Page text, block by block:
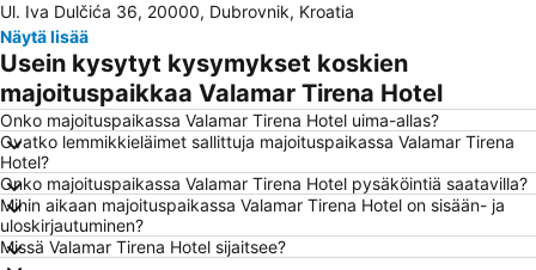
Mlini
Trsteno
Lopud
Stari grad Dubrovnik
Katedrala
Brsečine
Dubravica
Montovjerna
Rector's Palace
Otok Lokrum
Orašac
Lozica
Gradski stadion Lapad
Franjevacki Samostan
Dominikanski samostan
Ul. Iva Dulčića 36, 20000, Dubrovnik, Kroatia
Näytä lisää
Usein kysytyt kysymykset koskien
majoituspaikkaa Valamar Tirena Hotel
Onko majoituspaikassa Valamar Tirena Hotel uima-allas?
Ovatko lemmikkieläimet sallittuja majoituspaikassa Valamar Tirena
Hotel?
Onko majoituspaikassa Valamar Tirena Hotel pysäköintiä saatavilla?
Mihin aikaan majoituspaikassa Valamar Tirena Hotel on sisään- ja
uloskirjautuminen?
Missä Valamar Tirena Hotel sijaitsee?